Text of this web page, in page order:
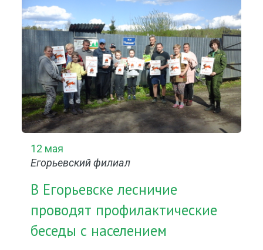
12 мая
Егорьевский филиал
В Егорьевске лесничие
проводят профилактические
беседы с населением